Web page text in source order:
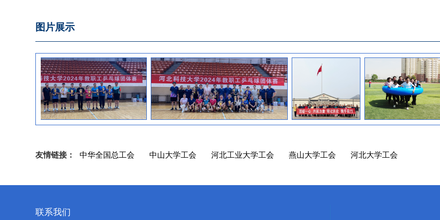
图片展示
友情链接： 中华全国总工会 中山大学工会 河北工业大学工会 燕山大学工会 河北大学工会
联系我们